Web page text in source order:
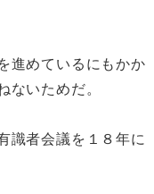
進めているにもかか
いためだ。
識者会議を１８年に